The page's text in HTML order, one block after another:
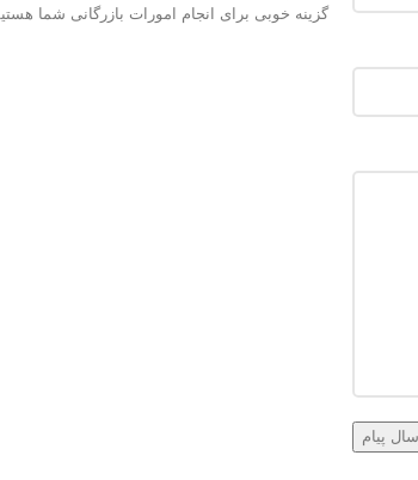
گزینه خوبی برای انجام امورات بازرگانی شما